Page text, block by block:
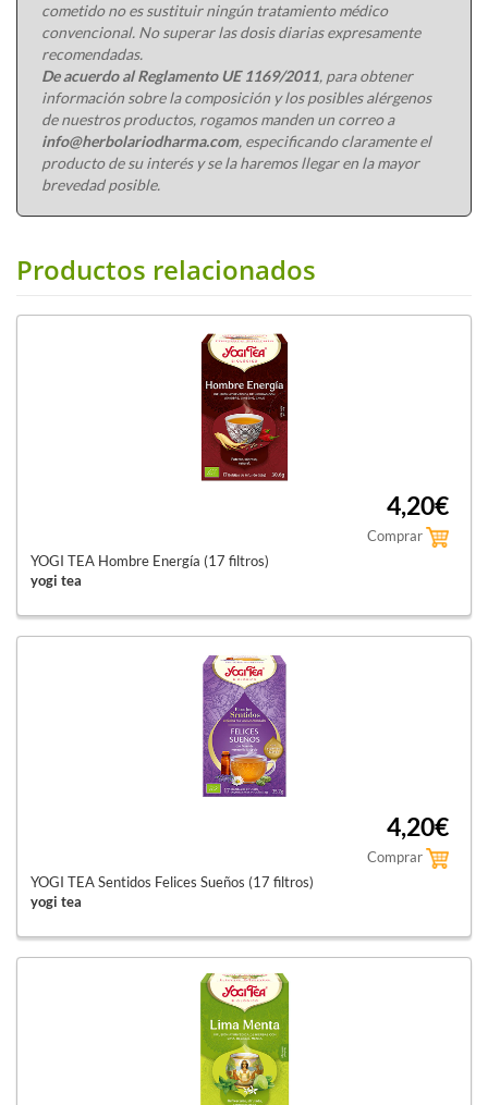
cometido no es sustituir ningún tratamiento médico
convencional. No superar las dosis diarias expresamente
recomendadas.
De acuerdo al Reglamento UE 1169/2011, para obtener
información sobre la composición y los posibles alérgenos
de nuestros productos, rogamos manden un correo a
info@herbolariodharma.com, especificando claramente el
producto de su interés y se la haremos llegar en la mayor
brevedad posible.
Productos relacionados
4,20€
Comprar
YOGI TEA Hombre Energía (17 filtros)
yogi tea
4,20€
Comprar
YOGI TEA Sentidos Felices Sueños (17 filtros)
yogi tea